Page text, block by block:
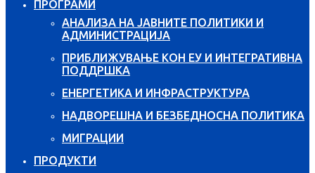
ПРОГРАМИ
АНАЛИЗА НА ЈАВНИТЕ ПОЛИТИКИ И
АДМИНИСТРАЦИЈА
ПРИБЛИЖУВАЊЕ КОН ЕУ И ИНТЕГРАТИВНА
ПОДДРШКА
ЕНЕРГЕТИКА И ИНФРАСТРУКТУРА
НАДВОРЕШНА И БЕЗБЕДНОСНА ПОЛИТИКА
МИГРАЦИИ
ПРОДУКТИ